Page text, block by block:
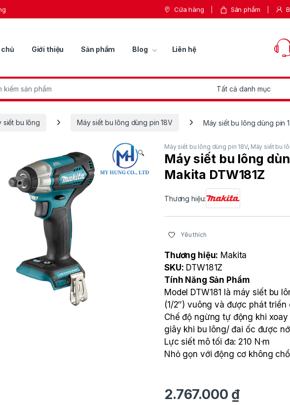
Cửa hàng Sản phẩm
chủ Giới thiệu Sản phẩm Blog Liên hệ
siết bu lông Máy siết bu lông dùng pin 18V Máy siết bu lông dùng pin
🔍
Máy siết bu lông dùng pin 18V, Máy siết bu
Máy siết bu lông
Makita DTW181Z
Thương hiệu:
Yêu thích
Thương hiệu: Makita
SKU: DTW181Z
Tính Năng Sản Phẩm
Model DTW181 là máy siết bu
(1/2″) vuông và được phát triển
Chế độ ngừng tự động khi
giây khi bu lông/ đai ốc được
Lực siết mô tối đa: 210 N·m
Nhỏ gọn với động cơ không
2.767.000 ₫